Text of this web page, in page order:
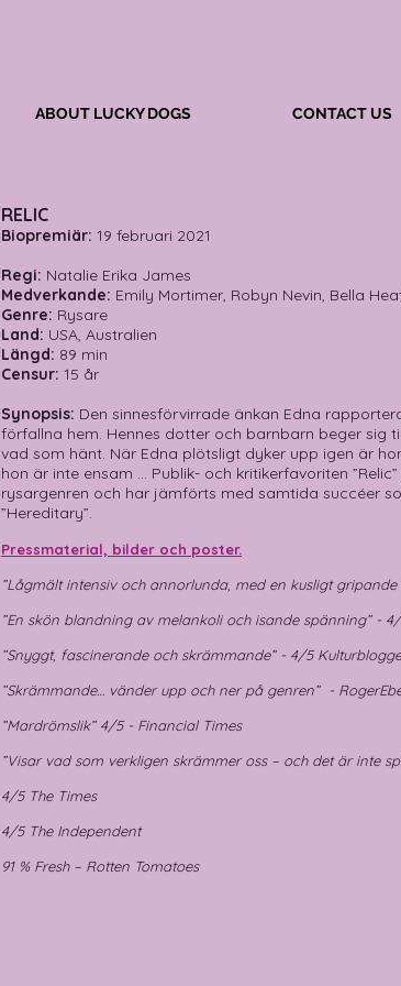
ABOUT LUCKY DOGS CONTACT US
RELIC
Biopremiär: 19 februari 2021
Regi: Natalie Erika James
Medverkande: Emily Mortimer, Robyn Nevin, Bella
Genre: Rysare
Land: USA, Australien
Längd: 89 min
Censur: 15 år
Synopsis: Den sinnesförvirrade änkan Edna
förfallna hem. Hennes dotter och barnbarn beger sig
vad som hänt. När Edna plötsligt dyker upp igen är
hon är inte ensam … Publik- och kritikerfavoriten
rysargenren och har jämförts med samtida succéer
”Hereditary”.
Pressmaterial, bilder och poster.
”Lågmält intensiv och annorlunda, med en kusligt
”En skön blandning av melankoli och isande spänning” -
”Snyggt, fascinerande och skrämmande” - 4/5
”Skrämmande… vänder upp och ner på genren” -
”Mardrömslik” 4/5 - Financial Times
”Visar vad som verkligen skrämmer oss – och det är inte
4/5 The Times
4/5 The Independent
91 % Fresh – Rotten Tomatoes